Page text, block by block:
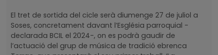
El tret de sortida del cicle serà diumenge 27 de juliol a
Soses, concretament davant l’Església parroquial -
declarada BCIL el 2024-, on es podrà gaudir de
l’actuació del grup de música de tradició ebrenca